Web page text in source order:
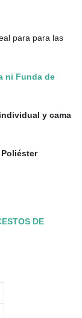
para para las
ni Funda de
y cama
Poliéster
DE